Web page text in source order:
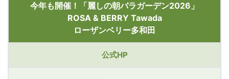
今年も開催！「麗しの朝バラガーデン2026」
ROSA & BERRY Tawada
ローザンベリー多和田
公式HP